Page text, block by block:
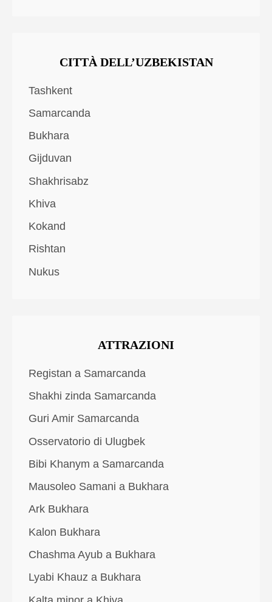
CITTÀ DELL’UZBEKISTAN
Tashkent
Samarcanda
Bukhara
Gijduvan
Shakhrisabz
Khiva
Kokand
Rishtan
Nukus
ATTRAZIONI
Registan a Samarcanda
Shakhi zinda Samarcanda
Guri Amir Samarcanda
Osservatorio di Ulugbek
Bibi Khanym a Samarcanda
Mausoleo Samani a Bukhara
Ark Bukhara
Kalon Bukhara
Chashma Ayub a Bukhara
Lyabi Khauz a Bukhara